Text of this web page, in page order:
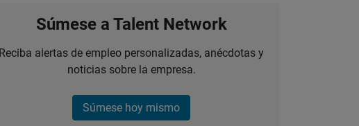
Súmese a Talent Network
Reciba alertas de empleo personalizadas, anécdotas y
noticias sobre la empresa.
Súmese hoy mismo